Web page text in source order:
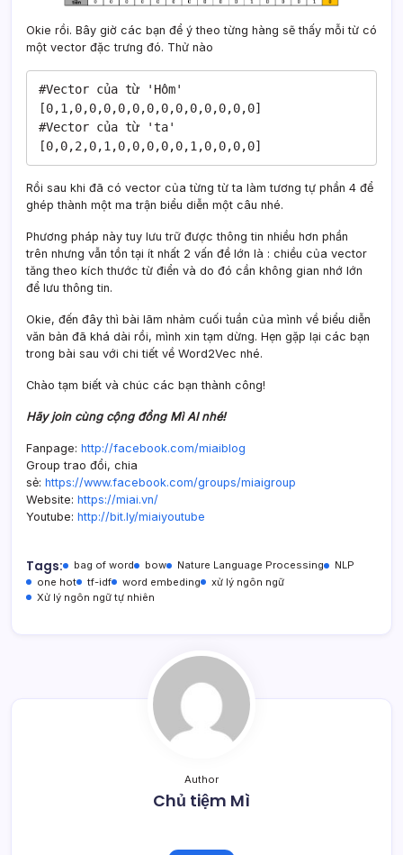
Okie rồi. Bây giờ các bạn để ý theo từng hàng sẽ thấy mỗi từ có
một vector đặc trưng đó. Thử nào
#Vector của từ 'Hôm'
[0,1,0,0,0,0,0,0,0,0,0,0,0,0,0]
#Vector của từ 'ta'
[0,0,2,0,1,0,0,0,0,0,1,0,0,0,0]
Rồi sau khi đã có vector của từng từ ta làm tương tự phần 4 để
ghép thành một ma trận biểu diễn một câu nhé.
Phương pháp này tuy lưu trữ được thông tin nhiều hơn phần
trên nhưng vẫn tồn tại ít nhất 2 vấn đề lớn là : chiều của vector
tăng theo kích thước từ điển và do đó cần không gian nhớ lớn
để lưu thông tin.
Okie, đến đây thì bài lãm nhảm cuối tuần của mình về biểu diễn
văn bản đã khá dài rồi, mình xin tạm dừng. Hẹn gặp lại các bạn
trong bài sau với chi tiết về Word2Vec nhé.
Chào tạm biết và chúc các bạn thành công!
Hãy join cùng cộng đồng Mì AI nhé!
Fanpage: http://facebook.com/miaiblog
Group trao đổi, chia
sẻ: https://www.facebook.com/groups/miaigroup
Website: https://miai.vn/
Youtube: http://bit.ly/miaiyoutube
Tags: bag of word bow Nature Language Processing
NLP
one hot
tf-idf word embeding
xử lý ngôn ngữ
Xử lý ngôn ngữ tự nhiên
Author
Chủ tiệm Mì